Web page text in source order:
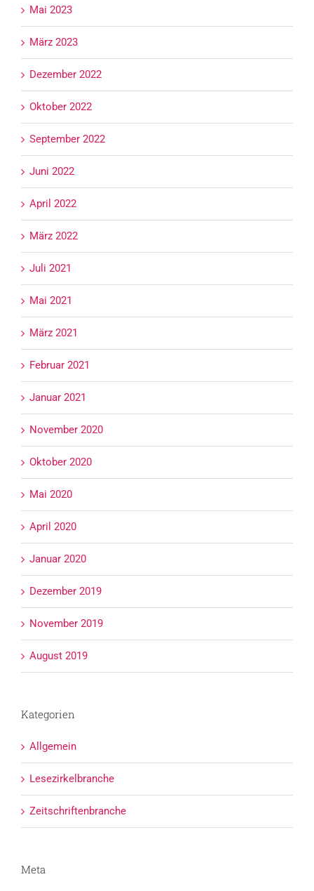
Mai 2023
März 2023
Dezember 2022
Oktober 2022
September 2022
Juni 2022
April 2022
März 2022
Juli 2021
Mai 2021
März 2021
Februar 2021
Januar 2021
November 2020
Oktober 2020
Mai 2020
April 2020
Januar 2020
Dezember 2019
November 2019
August 2019
Kategorien
Allgemein
Lesezirkelbranche
Zeitschriftenbranche
Meta